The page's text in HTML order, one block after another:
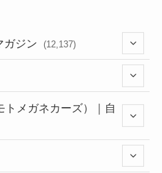
ガジン (12,137)
(352)
トメガネカーズ）｜自